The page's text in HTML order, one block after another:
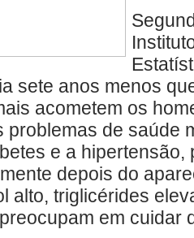
sete anos menos
acometem os
problemas de saúde
e a hipertensão,
depois do
alto, triglicérides
em cuidar